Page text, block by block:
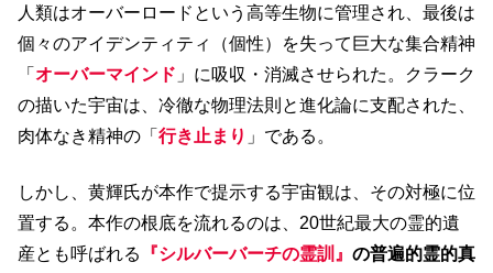
人類はオーバーロードという高等生物に管理され、最後は
個々のアイデンティティ（個性）を失って巨大な集合精神
「 オーバーマインド 」に吸収・消滅させられた。クラーク
の描いた宇宙は、冷徹な物理法則と進化論に支配された、
肉体なき精神の「 行き止まり 」である。
しかし、黄輝氏が本作で提示する宇宙観は、その対極に位
置する。本作の根底を流れるのは、20世紀最大の霊的遺
産とも呼ばれる
『シルバーバーチの霊訓』 の普遍的霊的真